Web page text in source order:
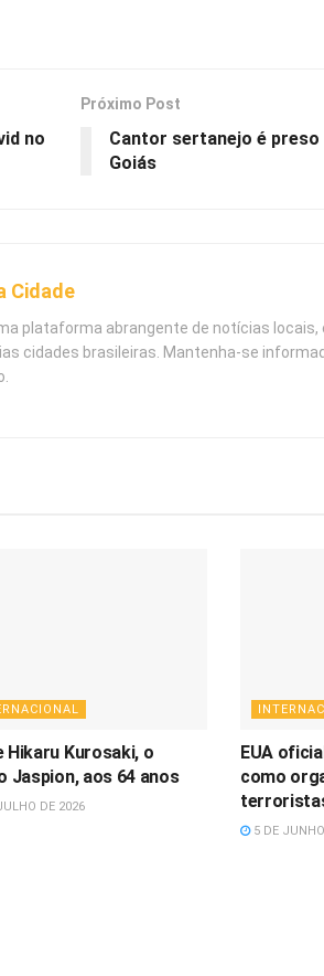
no
Próximo Post
Cantor sertanejo é preso
Goiás
Cidade
plataforma abrangente de notícias locais,
cidades brasileiras. Mantenha-se
Hikaru Kurosaki, o
Jaspion, aos 64 anos
DE 2026
EUA
como
5 DE